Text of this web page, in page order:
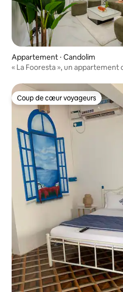
Appartement ⋅ Candolim
« La Fooresta », un appartement
Coup de cœur voyageurs
Coup de cœur voyageurs